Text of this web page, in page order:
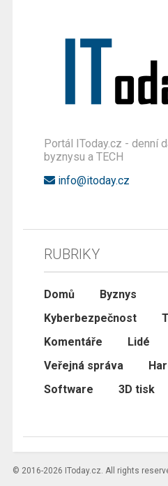
Portál IToday.cz - denní
byznysu a TECH
info@itoday.cz
RUBRIKY
Domů
Byznys
Kyberbezpečnost
Komentáře
Lidé
Veřejná správa
Software
3D tisk
© 2016-2026 IToday.cz. All rights